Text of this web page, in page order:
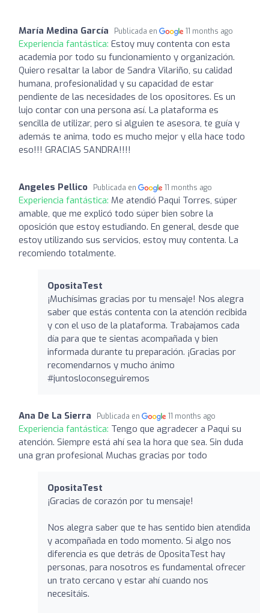
María Medina García Publicada en 11 months ago
Experiencia fantástica: Estoy muy contenta con esta
academia por todo su funcionamiento y organización.
Quiero resaltar la labor de Sandra Vilariño, su calidad
humana, profesionalidad y su capacidad de estar
pendiente de las necesidades de los opositores. Es un
lujo contar con una persona así. La plataforma es
sencilla de utilizar, pero si alguien te asesora, te guía y
además te anima, todo es mucho mejor y ella hace todo
eso!!! GRACIAS SANDRA!!!!
Angeles Pellico Publicada en 11 months ago
Experiencia fantástica: Me atendió Paqui Torres, súper
amable, que me explicó todo súper bien sobre la
oposición que estoy estudiando. En general, desde que
estoy utilizando sus servicios, estoy muy contenta. La
recomiendo totalmente.
OpositaTest
¡Muchísimas gracias por tu mensaje! Nos alegra
saber que estás contenta con la atención recibida
y con el uso de la plataforma. Trabajamos cada
día para que te sientas acompañada y bien
informada durante tu preparación. ¡Gracias por
recomendarnos y mucho ánimo
#juntosloconseguiremos
Ana De La Sierra Publicada en 11 months ago
Experiencia fantástica: Tengo que agradecer a Paqui su
atención. Siempre está ahí sea la hora que sea. Sin duda
una gran profesional Muchas gracias por todo
OpositaTest
¡Gracias de corazón por tu mensaje!
Nos alegra saber que te has sentido bien atendida
y acompañada en todo momento. Si algo nos
diferencia es que detrás de OpositaTest hay
personas, para nosotros es fundamental ofrecer
un trato cercano y estar ahí cuando nos
necesitáis.